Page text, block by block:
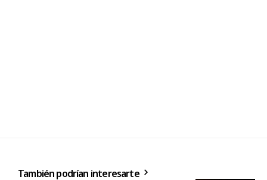
También podrían interesarte